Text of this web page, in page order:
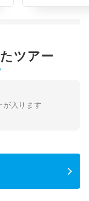
ツアー
が入ります